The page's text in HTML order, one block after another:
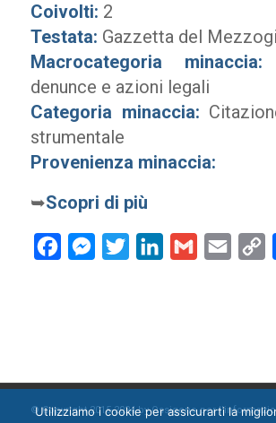
Coivolti: 2
Testata: Gazzetta del
Macrocategoria minaccia:
denunce e azioni legali
Categoria minaccia:
strumentale
Provenienza minaccia:
➥Scopri di più
FacebookMessenger
Twitter LinkedInGmail Email
© Copyright 2015-2024 by Ossigeno per
Utilizziamo i cookie per assicurarti la